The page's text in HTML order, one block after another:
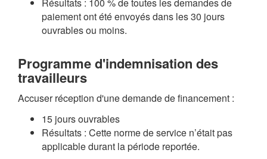
paiement ont été envoyés dans les 30 jours
ouvrables ou moins.
Programme d'indemnisation des
travailleurs
Accuser réception d'une demande de financement :
15 jours ouvrables
Résultats : Cette norme de service n’était pas
applicable durant la période reportée.